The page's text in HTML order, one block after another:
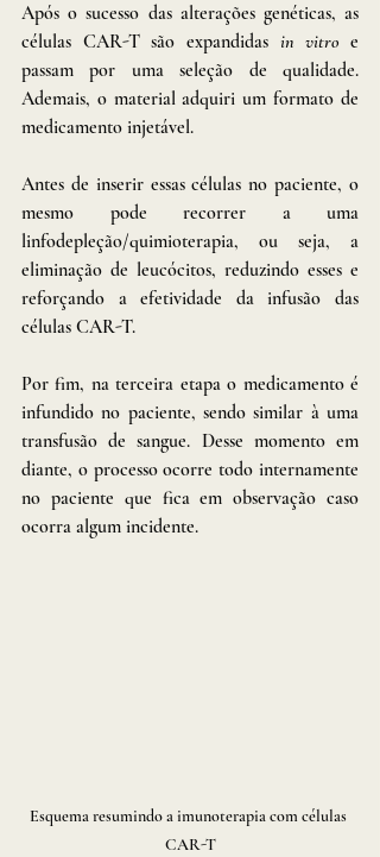
Após o sucesso das alterações genéticas, as
células CAR-T são expandidas in vitro e
passam por uma seleção de qualidade.
Ademais, o material adquiri um formato de
medicamento injetável.
Antes de inserir essas células no paciente, o
mesmo pode recorrer a uma
linfodepleção/quimioterapia, ou seja, a
eliminação de leucócitos, reduzindo esses e
reforçando a efetividade da infusão das
células CAR-T.
Por fim, na terceira etapa o medicamento é
infundido no paciente, sendo similar à uma
transfusão de sangue. Desse momento em
diante, o processo ocorre todo internamente
no paciente que fica em observação caso
ocorra algum incidente.
Esquema resumindo a imunoterapia com células
CAR-T